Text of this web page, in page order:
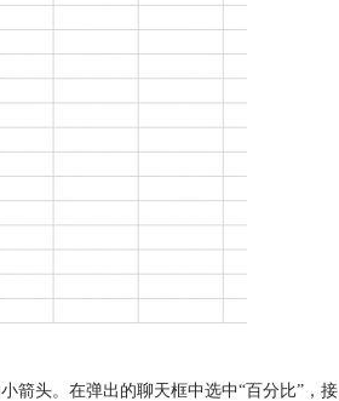
箭头。在弹出的聊天框中选中“百分比”，接